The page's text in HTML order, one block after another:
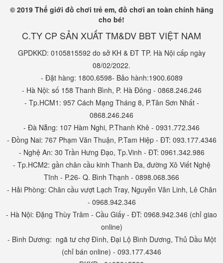
© 2019 Thế giới đồ chơi trẻ em, đồ chơi an toàn chính hãng
cho bé!
C.TY CP SẢN XUẤT TM&DV BBT VIỆT NAM
GPDKKD: 0105815592 do sở KH & ĐT TP. Hà Nội cấp ngày
08/02/2022.
- Đặt hàng: 1800.6598- Bảo hành:1900.6089
- Hà Nội: số 158 Thanh Bình, P. Hà Đông - 0868.246.246
- Tp.HCM1: 957 Cách Mạng Tháng 8, P.Tân Sơn Nhất -
0868.246.246
- Đà Nẵng: 107 Hàm Nghi, P.Thanh Khê - 0931.772.346
- Đồng Nai: 767 Phạm Văn Thuận, P.Tam Hiệp - ĐT: 093.177.4346
- Nghệ An: 30 Trần Hưng Đạo, Tp.Vinh - ĐT: 0961.342.986
- Tp.HCM2: gần chân cầu kinh Thanh Đa, đường Xô Viết Nghệ
Tĩnh - P.26- Q. Bình Thạnh - 0898.068.366
- Hải Phòng: Chân cầu vượt Lạch Tray, Nguyễn Văn Linh, Lê Chân
- 0968.942.346
- Hà Nội: Đặng Thùy Trâm - Cầu Giấy - ĐT: 0968.942.346 (chỉ giao
online)
- Bình Dương: ngã tư chợ Đình, Đại Lộ Bình Dương, Thủ Dầu Một
(chỉ bán online) - 093.177.4346